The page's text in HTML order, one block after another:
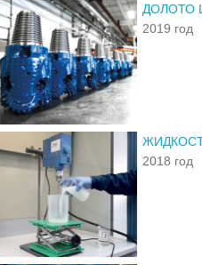
ДОЛОТО
2019 год
2018 год